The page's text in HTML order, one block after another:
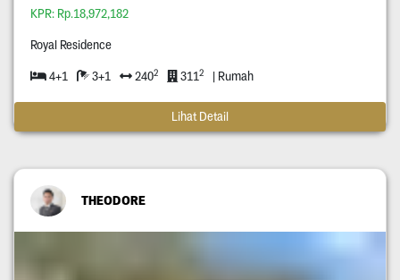
KPR: Rp.18,972,182
Royal Residence
4+1 3+1 2402 3112 | Rumah
Lihat Detail
THEODORE